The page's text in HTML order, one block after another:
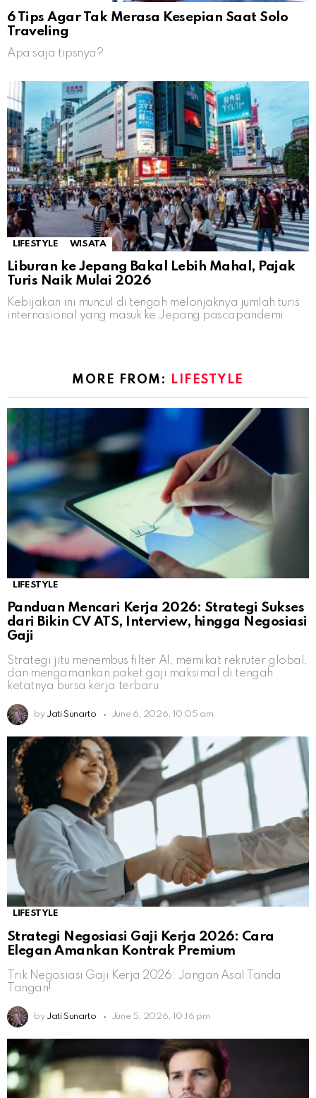
6 Tips Agar Tak Merasa Kesepian Saat Solo
Traveling
Apa saja tipsnya?
LIFESTYLE WISATA
Liburan ke Jepang Bakal Lebih Mahal, Pajak
Turis Naik Mulai 2026
Kebijakan ini muncul di tengah melonjaknya jumlah turis
internasional yang masuk ke Jepang pascapandemi
MORE FROM: LIFESTYLE
LIFESTYLE
Panduan Mencari Kerja 2026: Strategi Sukses
dari Bikin CV ATS, Interview, hingga Negosiasi
Gaji
Strategi jitu menembus filter AI, memikat rekruter global,
dan mengamankan paket gaji maksimal di tengah
ketatnya bursa kerja terbaru.
by Jati Sunarto June 6, 2026, 10:05 am
LIFESTYLE
Strategi Negosiasi Gaji Kerja 2026: Cara
Elegan Amankan Kontrak Premium
Trik Negosiasi Gaji Kerja 2026: Jangan Asal Tanda
Tangan!
by Jati Sunarto June 5, 2026, 10:16 pm